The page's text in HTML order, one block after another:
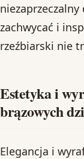
zachwycać i
rzeźbiarski nie
Estetyka i
brązowych
Elegancja i